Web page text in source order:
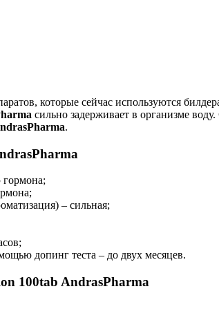
которые сейчас используются
сильно задерживает в организме
.
гормона;
– сильная;
допинг теста – до двух месяцев.
100tab AndrasPharma